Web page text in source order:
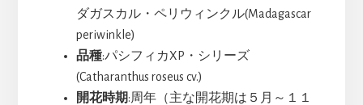
ダガスカル・ペリウィンクル(Madagascar
periwinkle)
品種:パシフィカXP・シリーズ
(Catharanthus roseus cv.)
開花時期:周年（主な開花期は５月～１１